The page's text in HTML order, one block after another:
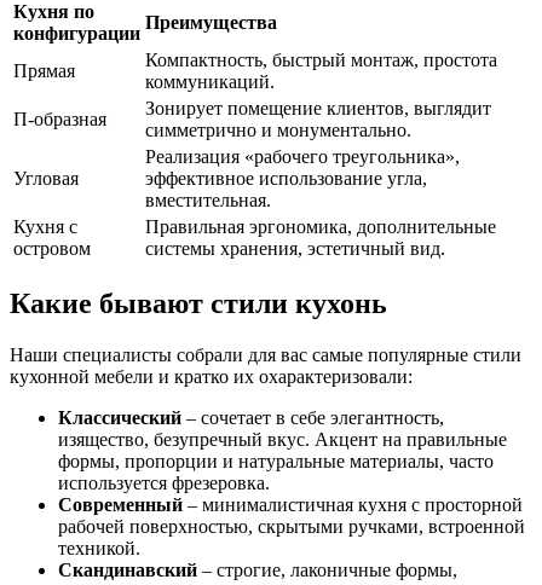
Кухня по
конфигурации
Преимущества
Прямая
Компактность, быстрый монтаж, простота
коммуникаций.
П-образная
Зонирует помещение клиентов, выглядит
симметрично и монументально.
Угловая
Реализация «рабочего треугольника»,
эффективное использование угла,
вместительная.
Кухня с
островом
Правильная эргономика, дополнительные
системы хранения, эстетичный вид.
Какие бывают стили кухонь
Наши специалисты собрали для вас самые популярные стили
кухонной мебели и кратко их охарактеризовали:
Классический – сочетает в себе элегантность,
изящество, безупречный вкус. Акцент на правильные
формы, пропорции и натуральные материалы, часто
используется фрезеровка.
Современный – минималистичная кухня с просторной
рабочей поверхностью, скрытыми ручками, встроенной
техникой.
Скандинавский – строгие, лаконичные формы,